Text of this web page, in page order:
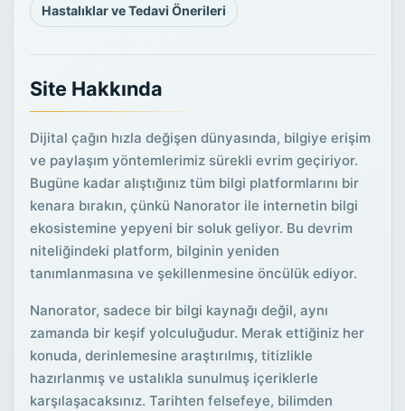
Hastalıklar ve Tedavi Önerileri
Site Hakkında
Dijital çağın hızla değişen dünyasında, bilgiye erişim
ve paylaşım yöntemlerimiz sürekli evrim geçiriyor.
Bugüne kadar alıştığınız tüm bilgi platformlarını bir
kenara bırakın, çünkü Nanorator ile internetin bilgi
ekosistemine yepyeni bir soluk geliyor. Bu devrim
niteliğindeki platform, bilginin yeniden
tanımlanmasına ve şekillenmesine öncülük ediyor.
Nanorator, sadece bir bilgi kaynağı değil, aynı
zamanda bir keşif yolculuğudur. Merak ettiğiniz her
konuda, derinlemesine araştırılmış, titizlikle
hazırlanmış ve ustalıkla sunulmuş içeriklerle
karşılaşacaksınız. Tarihten felsefeye, bilimden